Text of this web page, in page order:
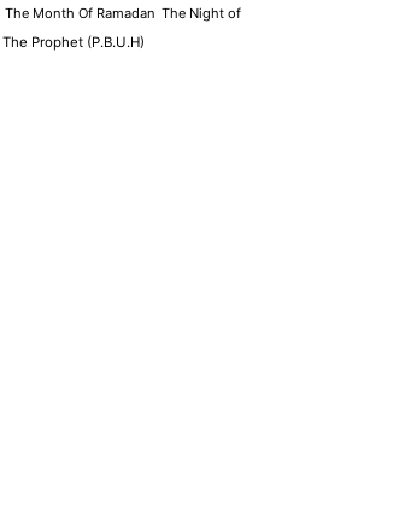
The Month Of Ramadan The Night of
The Prophet (P.B.U.H)